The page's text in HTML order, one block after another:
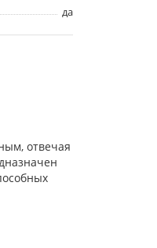
да
отвечая